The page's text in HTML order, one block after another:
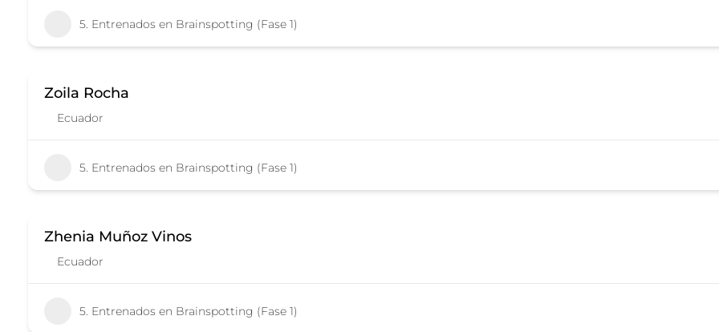
5. Entrenados en Brainspotting (Fase 1)
Zoila Rocha
Ecuador
5. Entrenados en Brainspotting (Fase 1)
Zhenia Muñoz Vinos
Ecuador
5. Entrenados en Brainspotting (Fase 1)